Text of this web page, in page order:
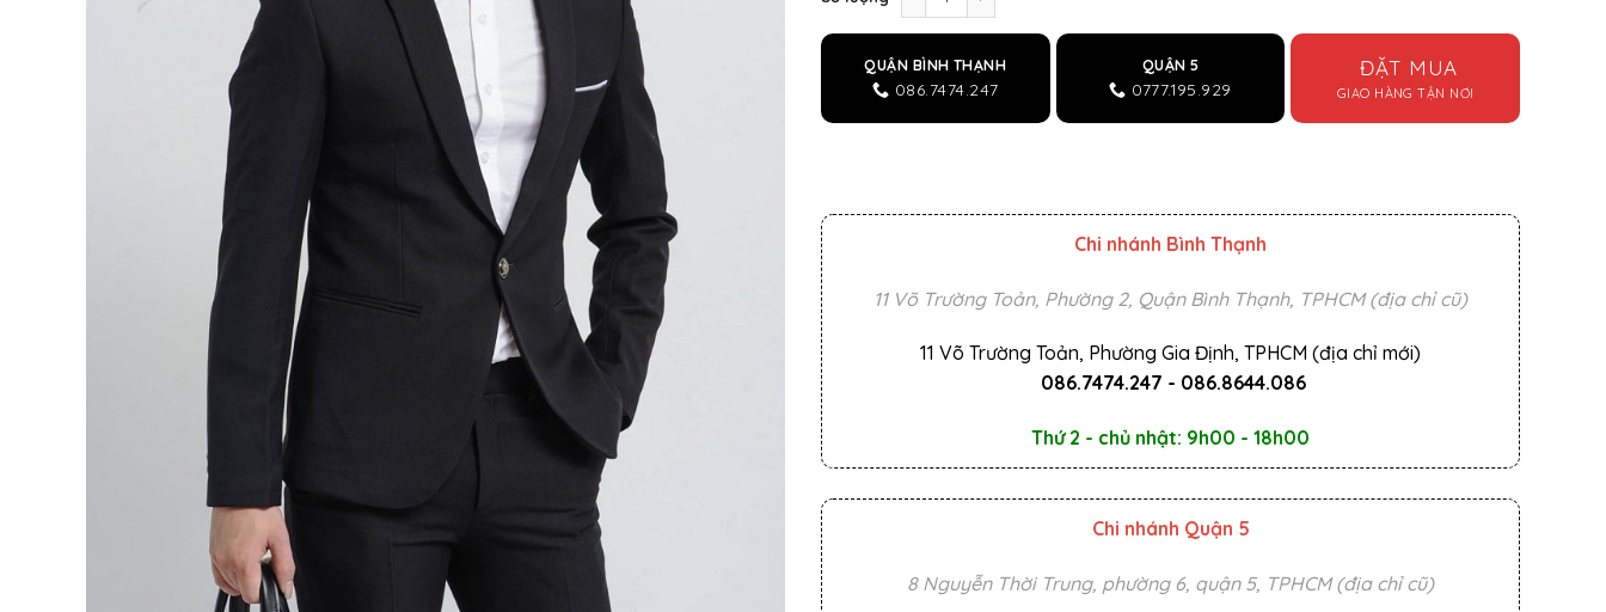
QUẬN BÌNH THẠNH
086.7474.247
QUẬN 5
0777.195.929
ĐẶT MUA
GIAO HÀNG TẬN NƠI
Chi nhánh Bình Thạnh
11 Võ Trường Toản, Phường 2, Quận Bình Thạnh, TPHCM (địa chỉ cũ)
11 Võ Trường Toản, Phường Gia Định, TPHCM (địa chỉ mới)
086.7474.247 - 086.8644.086
Thứ 2 - chủ nhật: 9h00 - 18h00
Chi nhánh Quận 5
8 Nguyễn Thời Trung, phường 6, quận 5, TPHCM (địa chỉ cũ)